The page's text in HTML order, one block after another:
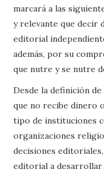
marcará a las
y relevante que decir
editorial
además, por su
que nutre y se nutre
Desde la definición
que no recibe dinero
tipo de instituciones
organizaciones
decisiones
editorial a desarrollar